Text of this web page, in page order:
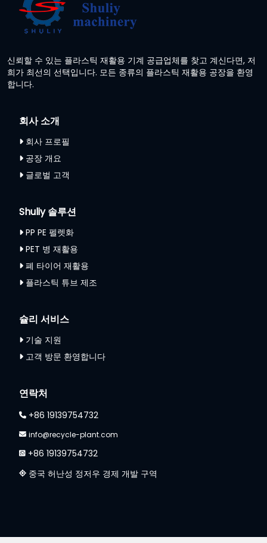
신뢰할 수 있는 플라스틱 재활용 기계 공급업체를 찾고 계신다면, 저
희가 최선의 선택입니다. 모든 종류의 플라스틱 재활용 공장을 환영
합니다.
회사 소개
회사 프로필
공장 개요
글로벌 고객
Shuliy 솔루션
PP PE 펠렛화
PET 병 재활용
폐 타이어 재활용
플라스틱 튜브 제조
슐리 서비스
기술 지원
고객 방문 환영합니다
연락처
+86 19139754732
info@recycle-plant.com
+86 19139754732
중국 허난성 정저우 경제 개발 구역